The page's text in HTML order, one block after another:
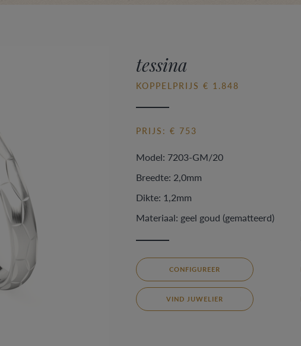
tessina
KOPPELPRIJS € 1.848
PRIJS: € 753
Model: 7203-GM/20
Breedte: 2,0mm
Dikte: 1,2mm
Materiaal: geel goud (gematteerd)
CONFIGUREER
VIND JUWELIER